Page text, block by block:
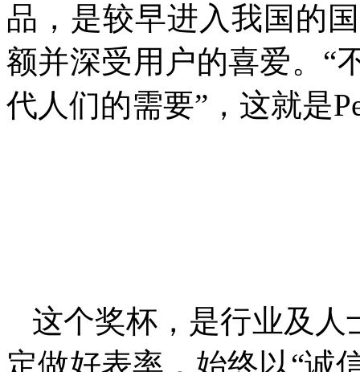
品，是较早进入我国的
额并深受用户的喜爱。“
代人们的需要”，这就是
这个奖杯，是行业及人
定做好表率，始终以“诚